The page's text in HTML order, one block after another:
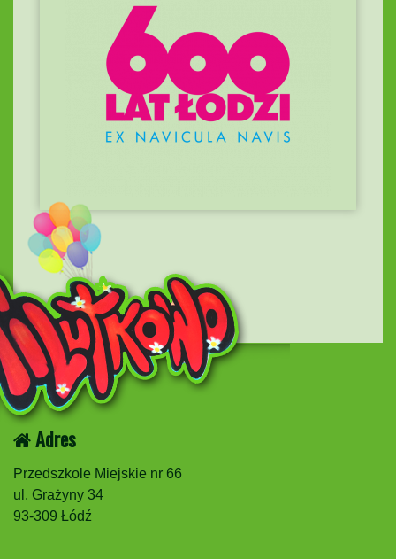
Adres
Przedszkole Miejskie nr 66
ul. Grażyny 34
93-309 Łódź